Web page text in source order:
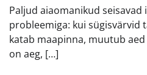
Paljud aiaomanikud seisavad
probleemiga: kui sügisvärvid
katab maapinna, muutub
on aeg, […]